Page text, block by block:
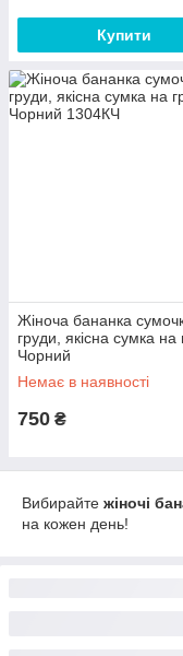
Купити
Жіноча бананка
груди, якісна сумка на
Чорний
Немає в наявності
750 ₴
Вибирайте жіночі
на кожен день!